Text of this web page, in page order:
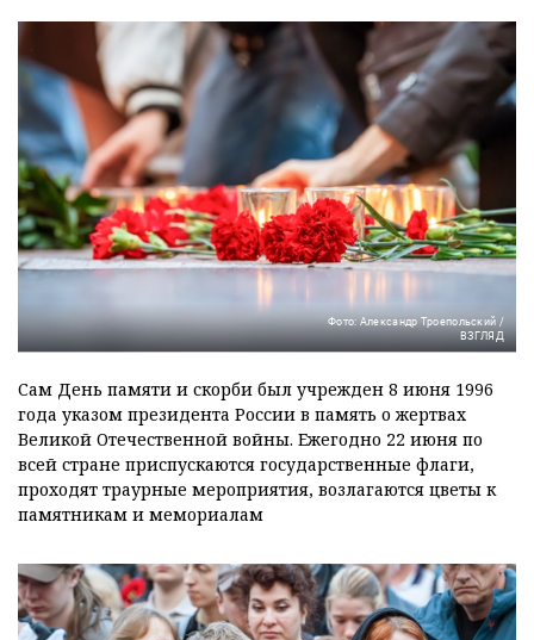
Фото: Александр Троепольский /
ВЗГЛЯД
Сам День памяти и скорби был учрежден 8 июня 1996
года указом президента России в память о жертвах
Великой Отечественной войны. Ежегодно 22 июня по
всей стране приспускаются государственные флаги,
проходят траурные мероприятия, возлагаются цветы к
памятникам и мемориалам